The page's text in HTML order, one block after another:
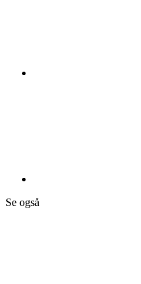
Se også